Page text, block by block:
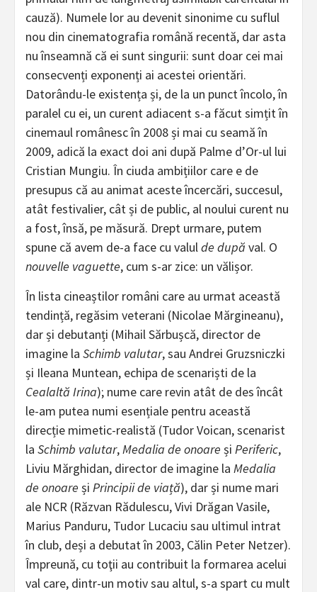
cauză). Numele lor au devenit sinonime cu suflul
nou din cinematografia română recentă, dar asta
nu înseamnă că ei sunt singurii: sunt doar cei mai
consecvenți exponenți ai acestei orientări.
Datorându-le existența și, de la un punct încolo, în
paralel cu ei, un curent adiacent s-a făcut simțit în
cinemaul românesc în 2008 și mai cu seamă în
2009, adică la exact doi ani după Palme d’Or-ul lui
Cristian Mungiu. În ciuda ambițiilor care e de
presupus că au animat aceste încercări, succesul,
atât festivalier, cât și de public, al noului curent nu
a fost, însă, pe măsură. Drept urmare, putem
spune că avem de-a face cu valulde după val. O
nouvelle vaguette, cum s-ar zice: un vălișor.
În lista cineaștilor români care au urmat această
tendință, regăsim veterani (Nicolae Mărgineanu),
dar și debutanți (Mihail Sărbușcă, director de
imagine la Schimb valutar, sau Andrei Gruzsniczki
și Ileana Muntean, echipa de scenariști de la
Cealaltă Irina); nume care revin atât de des încât
le-am putea numi esențiale pentru această
direcție mimetic-realistă (Tudor Voican, scenarist
la Schimb valutar,Medalia de onoare și Periferic,
Liviu Mărghidan, director de imagine la Medalia
de onoare și Principii de viață), dar și nume mari
ale NCR (Răzvan Rădulescu, Vivi Drăgan Vasile,
Marius Panduru, Tudor Lucaciu sau ultimul intrat
în club, deși a debutat în 2003, Călin Peter Netzer).
Împreună, cu toţii au contribuit la formarea acelui
val care, dintr-un motiv sau altul, s-a spart cu mult